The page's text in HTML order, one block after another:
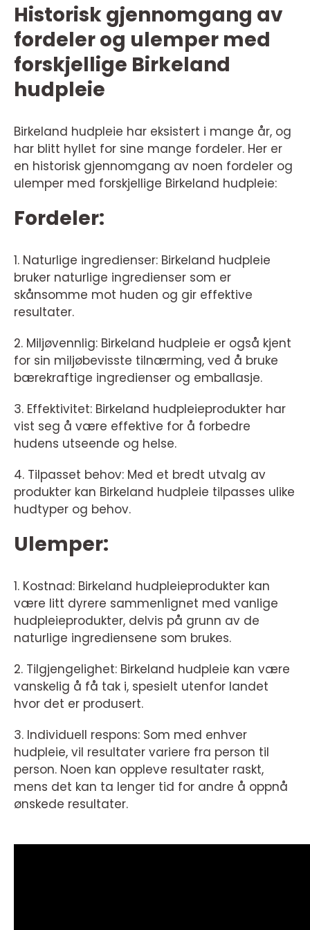
Historisk gjennomgang av
fordeler og ulemper med
forskjellige Birkeland
hudpleie
Birkeland hudpleie har eksistert i mange år, og
har blitt hyllet for sine mange fordeler. Her er
en historisk gjennomgang av noen fordeler og
ulemper med forskjellige Birkeland hudpleie:
Fordeler:
1. Naturlige ingredienser: Birkeland hudpleie
bruker naturlige ingredienser som er
skånsomme mot huden og gir effektive
resultater.
2. Miljøvennlig: Birkeland hudpleie er også kjent
for sin miljøbevisste tilnærming, ved å bruke
bærekraftige ingredienser og emballasje.
3. Effektivitet: Birkeland hudpleieprodukter har
vist seg å være effektive for å forbedre
hudens utseende og helse.
4. Tilpasset behov: Med et bredt utvalg av
produkter kan Birkeland hudpleie tilpasses ulike
hudtyper og behov.
Ulemper:
1. Kostnad: Birkeland hudpleieprodukter kan
være litt dyrere sammenlignet med vanlige
hudpleieprodukter, delvis på grunn av de
naturlige ingrediensene som brukes.
2. Tilgjengelighet: Birkeland hudpleie kan være
vanskelig å få tak i, spesielt utenfor landet
hvor det er produsert.
3. Individuell respons: Som med enhver
hudpleie, vil resultater variere fra person til
person. Noen kan oppleve resultater raskt,
mens det kan ta lenger tid for andre å oppnå
ønskede resultater.